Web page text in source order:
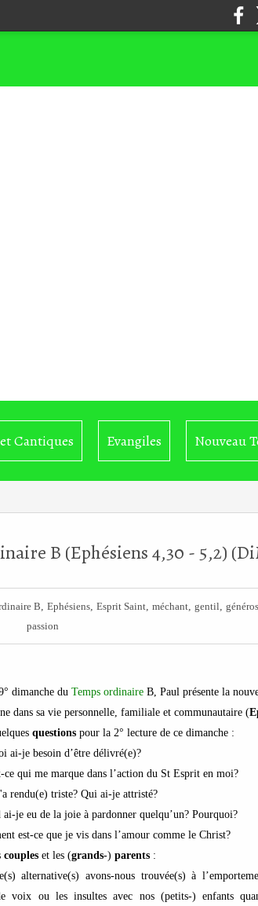
Cantiques Evangiles Nouveau
B (Ephésiens 4,30 - 5,2)
B Ephésiens Esprit Saint méchant gentil
passion
dimanche du Temps ordinaire B, Paul présente la
dans sa vie personnelle, familiale et communautaire (
questions pour la 2° lecture de ce dimanche :
ai-je besoin d’être délivré(e)?
ce qui me marque dans l’action du St Esprit en moi?
rendu(e) triste? Qui ai-je attristé?
ai-je eu de la joie à pardonner quelqu’un? Pourquoi?
est-ce que je vis dans l’amour comme le Christ?
couples et les (grands-) parents :
alternative(s) avons-nous trouvée(s) à
voix ou les insultes avec nos (petits-) enfants